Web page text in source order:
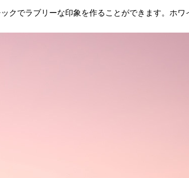
クでラブリーな印象を作ることができます。ホ